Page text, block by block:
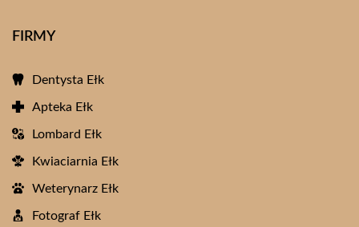
FIRMY
Dentysta Ełk
Apteka Ełk
Lombard Ełk
Kwiaciarnia Ełk
Weterynarz Ełk
Fotograf Ełk